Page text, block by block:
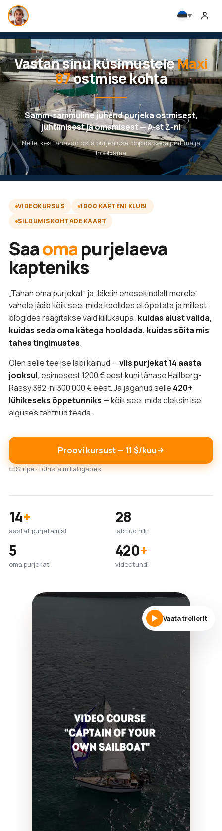
Vastan sinu küsimusteleMaxi
87ostmise kohta
Samm-sammuline juhend purjeka ostmisest,
juhtimisest ja omamisest — A-st Z-ni
Neile, kes tahavad osta purjealuse, õppida seda juhtima ja
hooldama
VIDEOKURSUS
1000 KAPTENI KLUBI
SILDUMISKOHTADE KAART
Saaomapurjelaeva
kapteniks
„Tahan oma purjekat“ ja „läksin enesekindlalt merele“
vahele jääb kõik see, mida koolides ei õpetata ja millest
blogides räägitakse vaid killukaupa: kuidas alust valida,
kuidas seda oma kätega hooldada, kuidas sõita mis
tahes tingimustes.
Olen selle tee ise läbi käinud —viis purjekat 14 aasta
jooksul, esimesest 1200 € eest kuni tänase Hallberg-
Rassy 382-ni 300 000 € eest. Ja jaganud selle 420+
lühikeseks õppetunniks — kõik see, mida oleksin ise
alguses tahtnud teada.
Proovi kursust — 11 $/kuu
Stripe · tühista millal iganes
14+
aastat purjetamist
28
läbitud riiki
5
oma purjekat
420+
videotundi
Vaata treilerit